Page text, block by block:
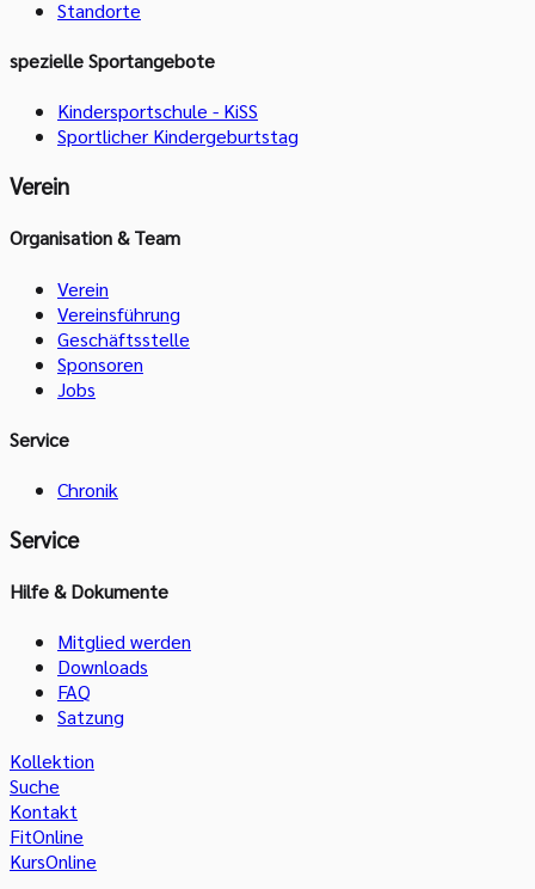
Standorte
spezielle Sportangebote
Kindersportschule - KiSS
Sportlicher Kindergeburtstag
Verein
Organisation & Team
Verein
Vereinsführung
Geschäftsstelle
Sponsoren
Jobs
Service
Chronik
Service
Hilfe & Dokumente
Mitglied werden
Downloads
FAQ
Satzung
Kollektion
Suche
Kontakt
FitOnline
KursOnline